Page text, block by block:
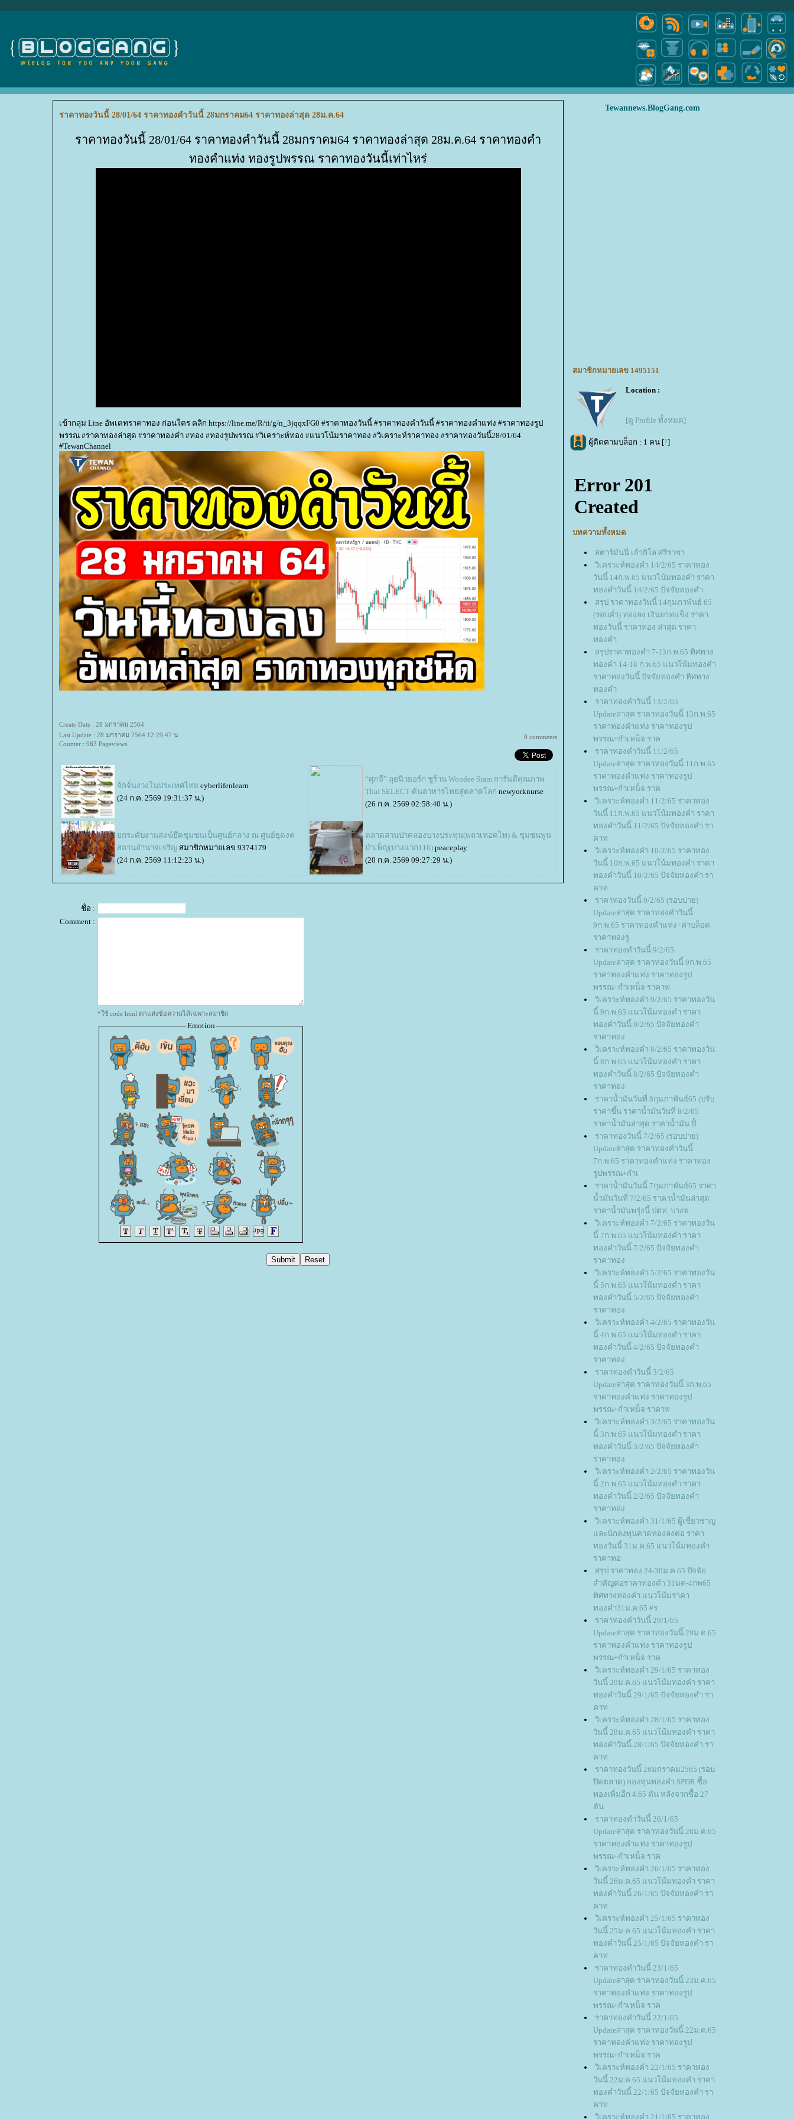
ราคาทองวันนี้ 28/01/64 ราคาทองคำวันนี้ 28มกราคม64 ราคาทองล่าสุด 28ม.ค.64
ราคาทองวันนี้ 28/01/64 ราคาทองคำวันนี้ 28มกราคม64 ราคาทองล่าสุด 28ม.ค.64 ราคาทองคำ
ทองคำแท่ง ทองรูปพรรณ ราคาทองวันนี้เท่าไหร่
เข้ากลุ่ม Line อัพเดทราคาทอง ก่อนใคร คลิก https://line.me/R/ti/g/n_3jqqxFG0 #ราคาทองวันนี้ #ราคาทองคำวันนี้ #ราคาทองคำแท่ง #ราคาทองรูป
พรรณ #ราคาทองล่าสุด #ราคาทองคำ #ทอง #ทองรูปพรรณ #วิเคราะห์ทอง #แนวโน้มราคาทอง #วิเคราะห์ราคาทอง #ราคาทองวันนี้28/01/64
#TewanChannel
Create Date : 28 มกราคม 2564
Last Update : 28 มกราคม 2564 12:29:47 น.
Counter : 963 Pageviews.
0 comments
จักจั่นงวงในประเทศไท cyberlifenlearn
(24 ก.ค. 2569 19:31:37 น.)
“ศุภจี” ลุยนิวยอร์ก ชูร้าน Wondee Siam การันตีคุณภาพ
Thai SELECT ดันอาหารไทยสู่ตลาดโลก newyorknurse
(26 ก.ค. 2569 02:58:40 น.)
กระดับงานสงฆ์ยึดชุมชนเป็นศูนย์กลาง ณ ศูนย์ธุดงค
สถานอำนาจเจริญ สมาชิกหมายเลข 9374179
(24 ก.ค. 2569 11:12:23 น.)
ตลาดสวนป่าคลองบางประทุน(แถวเทอดไท) & ชุมชนพูน
บำเพ็ญ(บางแวก116) peaceplay
(20 ก.ค. 2569 09:27:29 น.)
ชื่อ :
Comment :
*ใช้ code html ตกแต่งข้อความได้เฉพาะสมาชิก
Emotion
Tewannews.BlogGang.com
สมาชิกหมายเลข 1495151
Location :
[ดู Profile ทั้งหมด]
ผู้ติดตามบล็อก : 1 คน [?]
บทความทั้งหมด
สตาร์มันนี่ เก้ากิโล ศรีราชา
วิเคราะห์ทองคำ 14/2/65 ราคาทอง
วันนี้ 14ก.พ.65 แนวโน้มทองคำ ราคา
ทองคำวันนี้ 14/2/65 ปัจจัยทองคำ
สรุป ราคาทองวันนี้ 14กุมภาพันธ์ 65
(รอบค่ำ) ทองลง เงินบาทแข็ง ราคา
ทองวันนี้ ราคาทอง ล่าสุด ราคา
ทองคำ
สรุปราคาทองคำ 7-13ก.พ.65 ทิศทาง
ทองคำ 14-18 ก.พ.65 แนวโน้มทองคำ
ราคาทองวันนี้ ปัจจัยทองคำ ทิศทาง
ทองคำ
ราคาทองคำวันนี้ 13/2/65
Updateล่าสุด ราคาทองวันนี้ 13ก.พ.65
ราคาทองคำแท่ง ราคาทองรูป
พรรณ+กำเหน็จ ราค
ราคาทองคำวันนี้ 11/2/65
Updateล่าสุด ราคาทองวันนี้ 11ก.พ.65
ราคาทองคำแท่ง ราคาทองรูป
พรรณ+กำเหน็จ ราค
วิเคราะห์ทองคำ 11/2/65 ราคาทอง
วันนี้ 11ก.พ.65 แนวโน้มทองคำ ราคา
ทองคำวันนี้ 11/2/65 ปัจจัยทองคำ รา
คาท
วิเคราะห์ทองคำ 10/2/65 ราคาทอง
วันนี้ 10ก.พ.65 แนวโน้มทองคำ ราคา
ทองคำวันนี้ 10/2/65 ปัจจัยทองคำ รา
คาท
ราคาทองวันนี้ 9/2/65 (รอบบ่าย)
Updateล่าสุด ราคาทองคำวันนี้
9ก.พ.65 ราคาทองคำแท่ง+ค่าบล็อค
ราคาทองรู
ราคาทองคำวันนี้ 9/2/65
Updateล่าสุด ราคาทองวันนี้ 9ก.พ.65
ราคาทองคำแท่ง ราคาทองรูป
พรรณ+กำเหน็จ ราคาท
วิเคราะห์ทองคำ 9/2/65 ราคาทองวัน
นี้ 9ก.พ.65 แนวโน้มทองคำ ราคา
ทองคำวันนี้ 9/2/65 ปัจจัยทองคำ
ราคาทอง
วิเคราะห์ทองคำ 8/2/65 ราคาทองวัน
นี้ 8ก.พ.65 แนวโน้มทองคำ ราคา
ทองคำวันนี้ 8/2/65 ปัจจัยทองคำ
ราคาทอง
ราคาน้ำมันวันที่ 8กุมภาพันธ์65 (ปรับ
ราคาขึ้น ราคาน้ำมันวันที่ 8/2/65
ราคาน้ำมันล่าสุด ราคาน้ำมัน ปั้
ราคาทองวันนี้ 7/2/65 (รอบบ่าย)
Updateล่าสุด ราคาทองคำวันนี้
7ก.พ.65 ราคาทองคำแท่ง ราคาทอง
รูปพรรณ+กำเ
ราคาน้ำมันวันนี้ 7กุมภาพันธ์65 ราคา
น้ำมันวันที่ 7/2/65 ราคาน้ำมันล่าสุด
ราคาน้ำมันพรุ่งนี้ ปตท. บางจ
วิเคราะห์ทองคำ 7/2/65 ราคาทองวัน
นี้ 7ก.พ.65 แนวโน้มทองคำ ราคา
ทองคำวันนี้ 7/2/65 ปัจจัยทองคำ
ราคาทอง
วิเคราะห์ทองคำ 5/2/65 ราคาทองวัน
นี้ 5ก.พ.65 แนวโน้มทองคำ ราคา
ทองคำวันนี้ 5/2/65 ปัจจัยทองคำ
ราคาทอง
วิเคราะห์ทองคำ 4/2/65 ราคาทองวัน
นี้ 4ก.พ.65 แนวโน้มทองคำ ราคา
ทองคำวันนี้ 4/2/65 ปัจจัยทองคำ
ราคาทอง
ราคาทองคำวันนี้ 3/2/65
Updateล่าสุด ราคาทองวันนี้ 3ก.พ.65
ราคาทองคำแท่ง ราคาทองรูป
พรรณ+กำเหน็จ ราคาท
วิเคราะห์ทองคำ 3/2/65 ราคาทองวัน
นี้ 3ก.พ.65 แนวโน้มทองคำ ราคา
ทองคำวันนี้ 3/2/65 ปัจจัยทองคำ
ราคาทอง
วิเคราะห์ทองคำ 2/2/65 ราคาทองวัน
นี้ 2ก.พ.65 แนวโน้มทองคำ ราคา
ทองคำวันนี้ 2/2/65 ปัจจัยทองคำ
ราคาทอง
วิเคราะห์ทองคำ 31/1/65 ผู้เชี่ยวชาญ
ละนักลงทุนคาดทองลงต่อ ราคา
ทองวันนี้ 31ม.ค.65 แนวโน้มทองคำ
ราคาทอ
สรุป ราคาทอง 24-30ม.ค.65 ปัจจั
สำคัญต่อราคาทองคำ 31มค-4กพ65
ทิศทางทองคำ แนวโน้มราคา
ทองคำ31ม.ค.65 #ร
ราคาทองคำวันนี้ 29/1/65
Updateล่าสุด ราคาทองวันนี้ 29ม.ค.65
ราคาทองคำแท่ง ราคาทองรูป
พรรณ+กำเหน็จ ราค
วิเคราะห์ทองคำ 29/1/65 ราคาทอง
วันนี้ 29ม.ค.65 แนวโน้มทองคำ ราคา
ทองคำวันนี้ 29/1/65 ปัจจัยทองคำ รา
คาท
วิเคราะห์ทองคำ 28/1/65 ราคาทอง
วันนี้ 28ม.ค.65 แนวโน้มทองคำ ราคา
ทองคำวันนี้ 28/1/65 ปัจจัยทองคำ รา
คาท
ราคาทองวันนี้ 26มกราคม2565 (รอบ
ปิดตลาด) กองทุนทองคำ SPDR ซื้อ
ทองเพิ่มอีก 4.65 ตัน หลังจากซื้อ 27
ตัน
ราคาทองคำวันนี้ 26/1/65
Updateล่าสุด ราคาทองวันนี้ 26ม.ค.65
ราคาทองคำแท่ง ราคาทองรูป
พรรณ+กำเหน็จ ราค
วิเคราะห์ทองคำ 26/1/65 ราคาทอง
วันนี้ 26ม.ค.65 แนวโน้มทองคำ ราคา
ทองคำวันนี้ 26/1/65 ปัจจัยทองคำ รา
คาท
วิเคราะห์ทองคำ 25/1/65 ราคาทอง
วันนี้ 25ม.ค.65 แนวโน้มทองคำ ราคา
ทองคำวันนี้ 25/1/65 ปัจจัยทองคำ รา
คาท
ราคาทองคำวันนี้ 23/1/65
Updateล่าสุด ราคาทองวันนี้ 23ม.ค.65
ราคาทองคำแท่ง ราคาทองรูป
พรรณ+กำเหน็จ ราค
ราคาทองคำวันนี้ 22/1/65
Updateล่าสุด ราคาทองวันนี้ 22ม.ค.65
ราคาทองคำแท่ง ราคาทองรูป
พรรณ+กำเหน็จ ราค
วิเคราะห์ทองคำ 22/1/65 ราคาทอง
วันนี้ 22ม.ค.65 แนวโน้มทองคำ ราคา
ทองคำวันนี้ 22/1/65 ปัจจัยทองคำ รา
คาท
วิเคราะห์ทองคำ 21/1/65 ราคาทอง